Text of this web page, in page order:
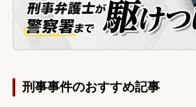
刑事事件のおすすめ記事